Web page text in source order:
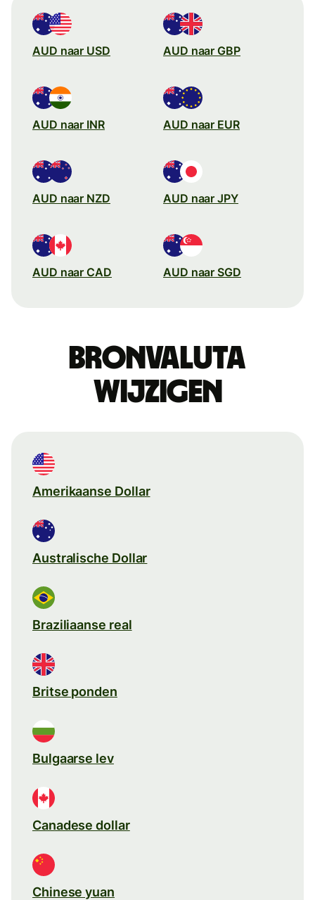
AUD naar USD AUD naar GBP
AUD naar INR AUD naar EUR
AUD naar NZD AUD naar JPY
AUD naar CAD AUD naar SGD
Bronvaluta
wijzigen
Amerikaanse Dollar
Australische Dollar
Braziliaanse real
Britse ponden
Bulgaarse lev
Canadese dollar
Chinese yuan